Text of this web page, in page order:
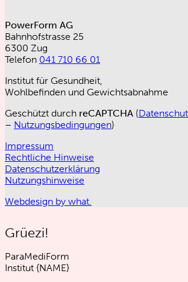
PowerForm AG
Bahnhofstrasse 25
6300 Zug
Telefon 041 710 66 01
Institut für Gesundheit,
Wohlbefinden und Gewichtsabnahme
Geschützt durch reCAPTCHA (
– Nutzungsbedingungen)
Impressum
Rechtliche Hinweise
Datenschutzerklärung
Nutzungshinweise
Webdesign by what.
Grüezi!
ParaMediForm
Institut {NAME}